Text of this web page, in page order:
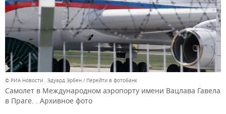
© РИА Новости . Эдуард Эрбен Перейти в фотобанк
Самолет в Международном аэропорту имени Вацлава Гавела
в Праге. . Архивное фото